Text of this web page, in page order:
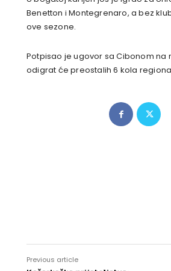
Benetton i Montegrenaro, a bez
ove sezone.
Potpisao je ugovor sa Cibonom na
odigrat će preostalih 6 kola
Previous article